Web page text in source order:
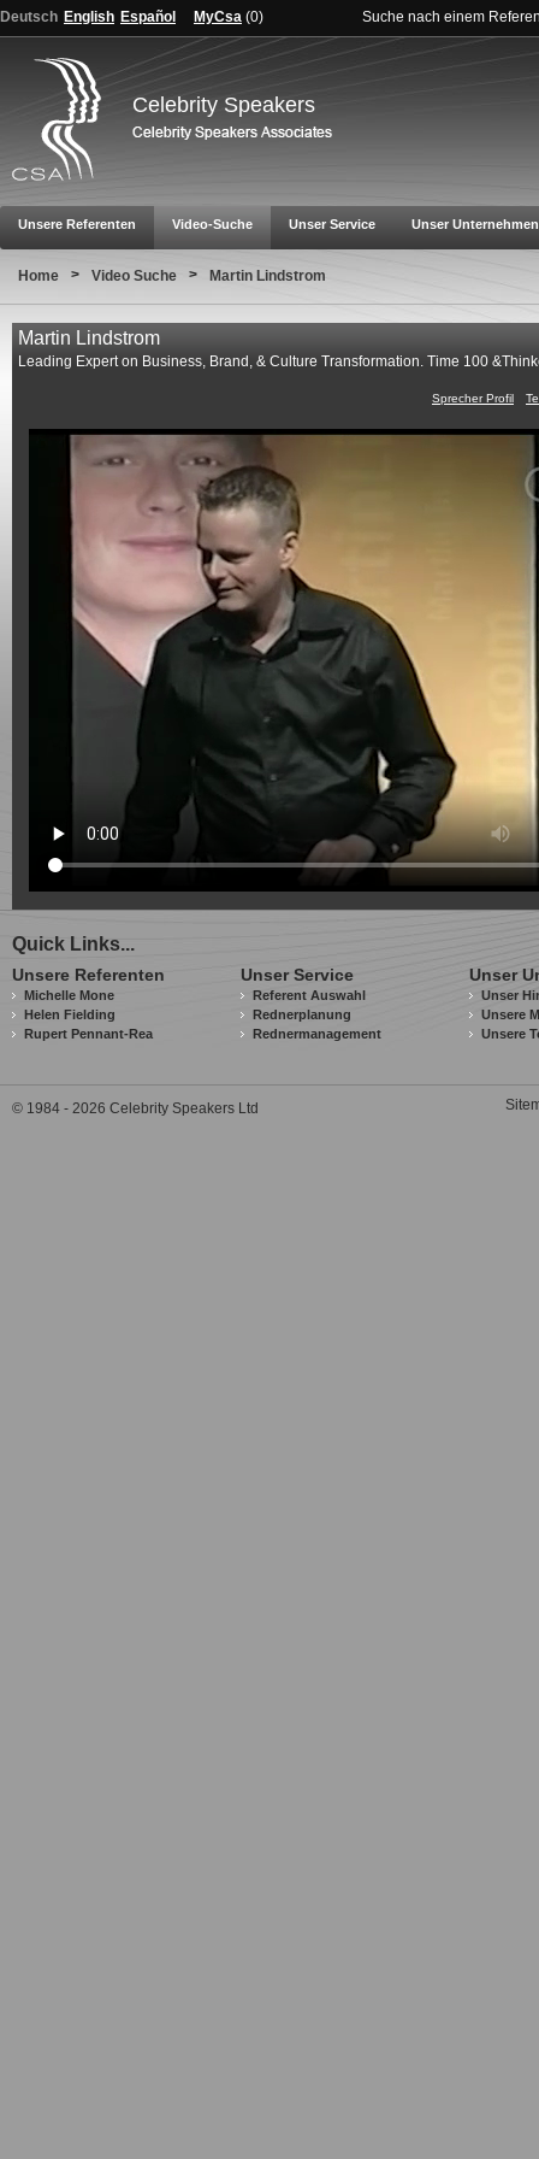
Deutsch English Español MyCsa (0) Suche nach einem
Celebrity Speakers
Unsere Referenten Video-Suche Unser Service Unser Unternehmen
Home > Video Suche > Martin Lindstrom
Martin Lindstrom
Leading Expert on Business, Brand, & Culture Transformation. Time 100
Sprecher Profil
Quick Links...
Unsere Referenten
Michelle Mone
Helen Fielding
Rupert Pennant-Rea
Unser Service
Referent Auswahl
Rednerplanung
Rednermanagement
Unser
Unser
Unsere
Unsere
© 1984 - 2026 Celebrity Speakers Ltd